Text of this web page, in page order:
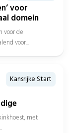
voor
domein
voor de
voor...
Kansrijke Start
met